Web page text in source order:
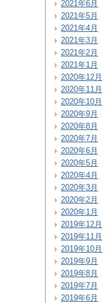
2021年6月
2021年5月
2021年4月
2021年3月
2021年2月
2021年1月
2020年12月
2020年11月
2020年10月
2020年9月
2020年8月
2020年7月
2020年6月
2020年5月
2020年4月
2020年3月
2020年2月
2020年1月
2019年12月
2019年11月
2019年10月
2019年9月
2019年8月
2019年7月
2019年6月